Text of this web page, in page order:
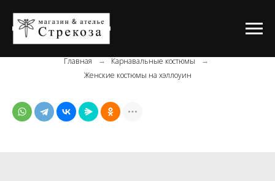
Главная → Карнавальные костюмы →
Женские костюмы на хэллоуин